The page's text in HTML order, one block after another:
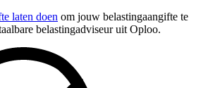
laten doen om jouw belastingaangifte te
belastingadviseur uit Oploo.